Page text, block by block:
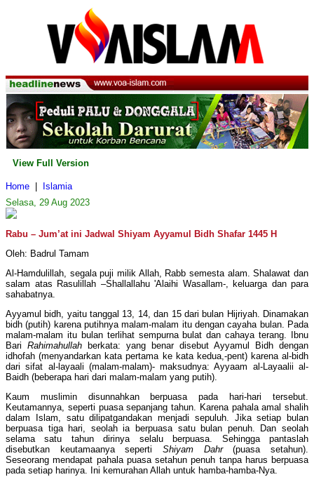
View Full Version
Home
Islamia
Selasa, 29 Aug 2023
Rabu – Jum’at ini Jadwal Shiyam Ayyamul Bidh Shafar 1445 H
Oleh: Badrul Tamam
Al-Hamdulillah, segala puji milik Allah, Rabb semesta alam. Shalawat dan
salam atas Rasulillah –Shallallahu 'Alaihi Wasallam-, keluarga dan para
sahabatnya.
Ayyamul bidh, yaitu tanggal 13, 14, dan 15 dari bulan Hijriyah. Dinamakan
bidh (putih) karena putihnya malam-malam itu dengan cayaha bulan. Pada
malam-malam itu bulan terlihat sempurna bulat dan cahaya terang. Ibnu
Bari Rahimahullah
berkata: yang benar disebut Ayyamul Bidh dengan
idhofah (menyandarkan kata pertama ke kata kedua,-pent) karena al-bidh
dari sifat al-layaali (malam-malam)- maksudnya: Ayyaam al-Layaalii al-
Baidh (beberapa hari dari malam-malam yang putih).
Kaum muslimin disunnahkan berpuasa pada hari-hari tersebut.
Keutamannya, seperti puasa sepanjang tahun. Karena pahala amal shalih
dalam Islam, satu dilipatgandakan menjadi sepuluh. Jika setiap bulan
berpuasa tiga hari, seolah ia berpuasa satu bulan penuh. Dan seolah
selama satu tahun dirinya selalu berpuasa. Sehingga pantaslah
disebutkan keutamaanya seperti Shiyam Dahr(puasa setahun).
Seseorang mendapat pahala puasa setahun penuh tanpa harus berpuasa
pada setiap harinya. Ini kemurahan Allah untuk hamba-hamba-Nya.